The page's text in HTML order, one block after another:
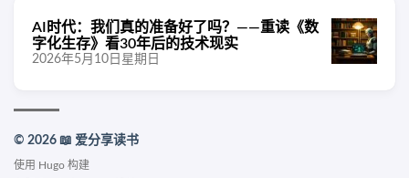
AI时代：我们真的准备好了吗？——重读《数
字化生存》看30年后的技术现实
2026年5月10日星期日
© 2026 📖 爱分享读书
使用 Hugo 构建